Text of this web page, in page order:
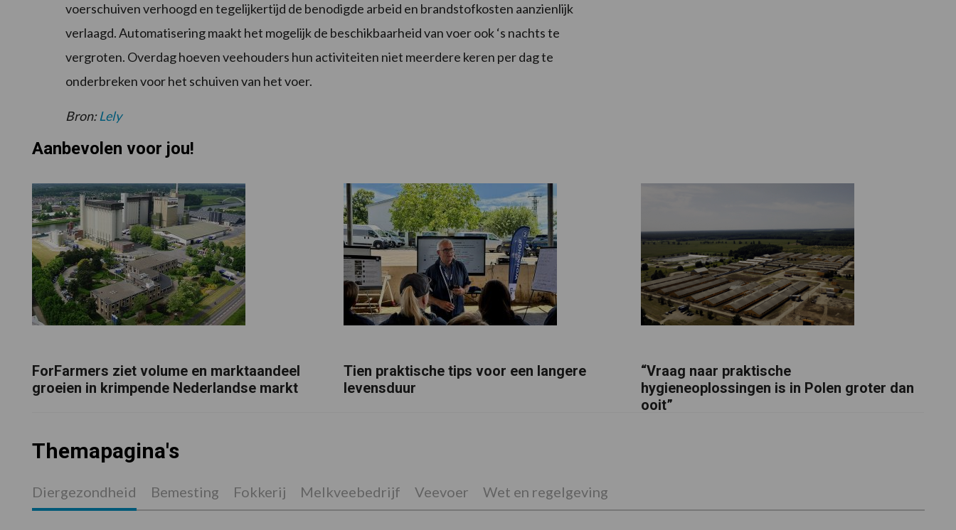
voerschuiven verhoogd en tegelijkertijd de benodigde arbeid en brandstofkosten aanzienlijk
verlaagd. Automatisering maakt het mogelijk de beschikbaarheid van voer ook ‘s nachts te
vergroten. Overdag hoeven veehouders hun activiteiten niet meerdere keren per dag te
onderbreken voor het schuiven van het voer.
Bron:Lely
Aanbevolen voor jou!
ForFarmers ziet volume en marktaandeel
groeien in krimpende Nederlandse markt
Tien praktische tips voor een langere
levensduur
“Vraag naar praktische
hygieneoplossingen is in Polen groter dan
ooit”
Themapagina's
Diergezondheid Bemesting Fokkerij Melkveebedrijf Veevoer Wet en regelgeving